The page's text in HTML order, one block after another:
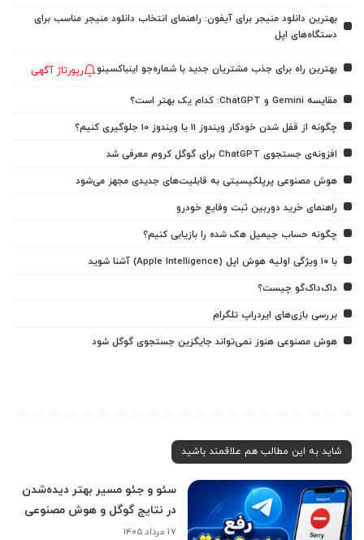
بهترین دانلود منیجر برای آیفون: راهنمای انتخاب دانلود منیجر مناسب برای
دستگاه‌های اپل
بهترین راه برای جذب مشتریان جدید با شماره‌جو اینباکسینو رپورتاژ آگهی
مقایسه Gemini و ChatGPT: کدام یک بهتر است؟
چگونه از قفل شدن خودکار ویندوز 11 یا ویندوز 10 جلوگیری کنیم؟
افزونه‌ی جستجوی ChatGPT برای گوگل کروم معرفی شد
هوش مصنوعی پرپلکیسیتی به قابلیت‌های جدیدی مجهز می‌شود
راهنمای خرید دوربین ثبت وقایع خودرو
چگونه حساب جیمیل هک شده را بازیابی کنیم؟
با ۱۰ ویژگی اولیه هوش اپل (Apple Intelligence) آشنا شوید
داک‌داک‌گو چیست؟
بررسی بازی‌های ایردراپ تلگرام
هوش مصنوعی هنوز نمی‌تواند جایگزین جستجوی گوگل شود
شاید به این مطالب هم علاقمند باشید
سئو و جئو مسیر بهتر دیده‌شدن
در نتایج گوگل و هوش مصنوعی
۱۷ مرداد ۱۴۰۵